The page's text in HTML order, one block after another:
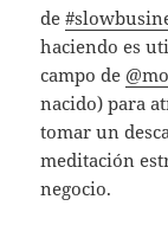
de
haciendo es
campo de
nacido) para
tomar un
meditación
negocio.